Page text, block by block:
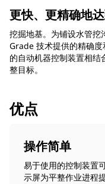
更快、更精确地
挖掘地基。为铺设水管
Grade 技术提供的精确
的自动机器控制装置相
整目标。
优点
操作简单
易于使用的控制装置
示屏为平整作业进程